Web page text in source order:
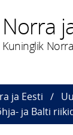
Norra
Kuninglik
ja Eesti
ja Balti